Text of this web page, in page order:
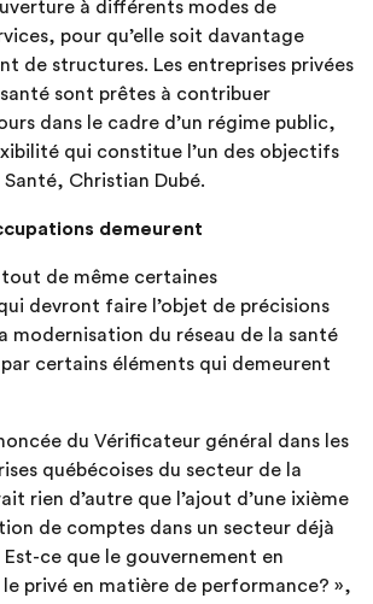
à différents modes de
pour qu’elle soit davantage
de structures. Les entreprises privées
sont prêtes à contribuer
dans le cadre d’un régime public,
qui constitue l’un des objectifs
Christian Dubé.
demeurent
tout de même certaines
devront faire l’objet de précisions
modernisation du réseau de la santé
certains éléments qui demeurent
du Vérificateur général dans les
québécoises du secteur de la
rien d’autre que l’ajout d’une ixième
de comptes dans un secteur déjà
ce que le gouvernement en
privé en matière de performance? »,